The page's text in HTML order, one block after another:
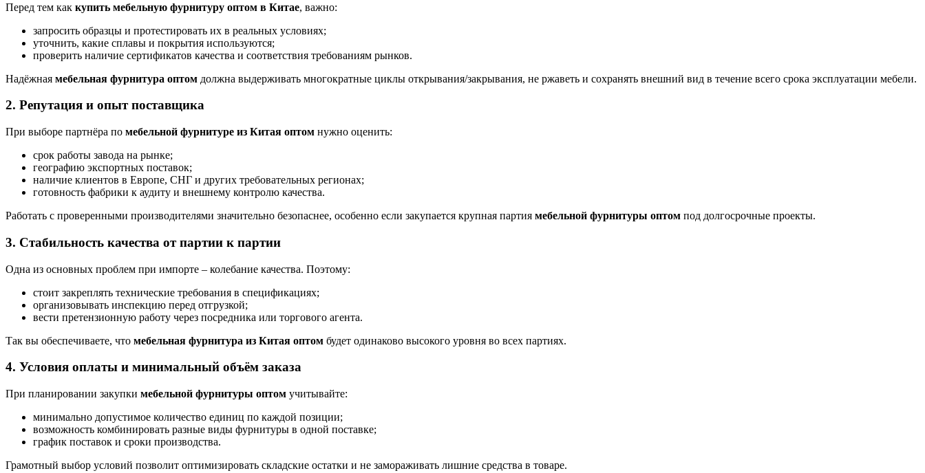
Перед тем как купить мебельную фурнитуру оптом в Китае, важно:
запросить образцы и протестировать их в реальных условиях;
уточнить, какие сплавы и покрытия используются;
проверить наличие сертификатов качества и соответствия требованиям рынков.
Надёжная мебельная фурнитура оптом должна выдерживать многократные циклы открывания/закрывания, не ржаветь и сохранять внешний вид в течение всего срока эксплуатации мебели.
2. Репутация и опыт поставщика
При выборе партнёра по мебельной фурнитуре из Китая оптом нужно оценить:
срок работы завода на рынке;
географию экспортных поставок;
наличие клиентов в Европе, СНГ и других требовательных регионах;
готовность фабрики к аудиту и внешнему контролю качества.
Работать с проверенными производителями значительно безопаснее, особенно если закупается крупная партия мебельной фурнитуры оптом под долгосрочные проекты.
3. Стабильность качества от партии к партии
Одна из основных проблем при импорте – колебание качества. Поэтому:
стоит закреплять технические требования в спецификациях;
организовывать инспекцию перед отгрузкой;
вести претензионную работу через посредника или торгового агента.
Так вы обеспечиваете, что мебельная фурнитура из Китая оптом будет одинаково высокого уровня во всех партиях.
4. Условия оплаты и минимальный объём заказа
При планировании закупки мебельной фурнитуры оптом учитывайте:
минимально допустимое количество единиц по каждой позиции;
возможность комбинировать разные виды фурнитуры в одной поставке;
график поставок и сроки производства.
Грамотный выбор условий позволит оптимизировать складские остатки и не замораживать лишние средства в товаре.